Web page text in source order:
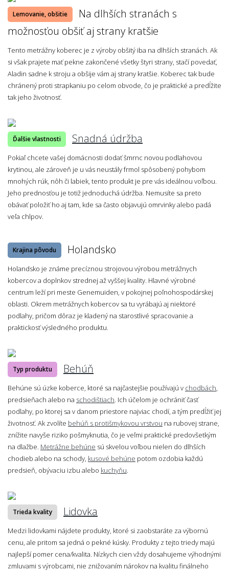
Lemovanie, obšitie
Na dlhších stranách s
možnosťou obšiť aj strany kratšie
Tento metrážny koberec je z výroby obšitý iba na dlhších stranách. Ak
si však prajete mať pekne zakončené všetky štyri strany, stačí povedať,
Aladin sadne k stroju a obšije vám aj strany kratšie. Koberec tak bude
chránený proti strapkaniu po celom obvode, čo je praktické a predĺžite
tak jeho životnosť.
Ďalšie vlastnosti Snadná údržba
Pokiaľ chcete vašej domácnosti dodať šmrnc novou podlahovou
krytinou, ale zároveň je u vás neustály frmol spôsobený pohybom
mnohých rúk, nôh či labiek, tento produkt je pre vás ideálnou voľbou.
Jeho prednosťou je totiž jednoduchá údržba. Nemusíte sa preto
obávať položiť ho aj tam, kde sa často objavujú omrvinky alebo padá
veľa chlpov.
Krajina pôvodu Holandsko
Holandsko je známe precíznou strojovou výrobou metrážnych
kobercov a doplnkov strednej až vyššej kvality. Hlavné výrobné
centrum leží pri meste Genemuiden, v pokojnej poľnohospodárskej
oblasti. Okrem metrážnych kobercov sa tu vyrábajú aj niektoré
podlahy, pričom dôraz je kladený na starostlivé spracovanie a
praktickosť výsledného produktu.
Typ produktu Behúň
Behúne sú úzke koberce, ktoré sa najčastejšie používajú v chodbách
predsieňach alebo na schodištiach . Ich účelom je ochrániť časť
podlahy, po ktorej sa v danom priestore najviac chodí, a tým predĺžiť jej
životnosť. Ak zvolíte behúň s protišmykovou vrstvou na rubovej strane,
znížite navyše riziko pošmyknutia, čo je veľmi praktické predovšetkým
na dlažbe. Metrážne behúne sú skvelou voľbou nielen do dlhších
chodieb alebo na schody, kusové behúne potom ozdobia každú
predsieň, obývaciu izbu alebo kuchyňu
Trieda kvality Lidovka
Medzi lidovkami nájdete produkty, ktoré si zaobstaráte za výbornú
cenu, ale pritom sa jedná o pekné kúsky. Produkty z tejto triedy majú
najlepší pomer cena/kvalita. Nízkych cien vždy dosahujeme výhodnými
zmluvami s výrobcami, nie znižovaním nárokov na kvalitu finálneho